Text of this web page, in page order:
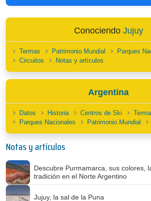
Conociendo Jujuy
Termas Patrimonio Mundial
Parques
Circuitos
Notas y artículos
Argentina
Datos Historia Centros de Ski
Parques Nacionales
Patrimonio Mundial
Notas y artículos
Descubre Purmamarca, sus colores,
tradición en el Norte Argentino
Jujuy, la sal de la Puna